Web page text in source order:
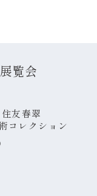
覧会
友春翠
コレクション